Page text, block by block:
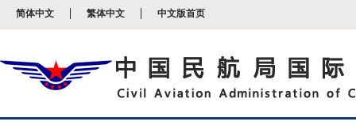
简体中文 繁体中文 中文版首页
开
说